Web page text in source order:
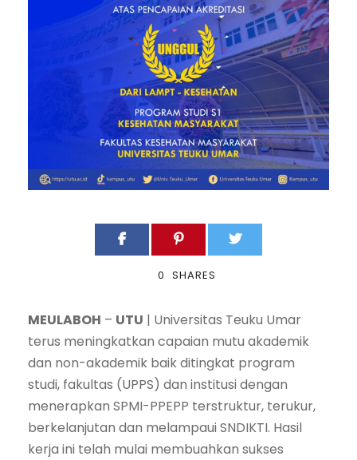
0 SHARES
MEULABOH – UTU | Universitas Teuku Umar
terus meningkatkan capaian mutu akademik
dan non-akademik baik ditingkat program
studi, fakultas (UPPS) dan institusi dengan
menerapkan SPMI-PPEPP terstruktur, terukur,
berkelanjutan dan melampaui SNDIKTI. Hasil
kerja ini telah mulai membuahkan sukses